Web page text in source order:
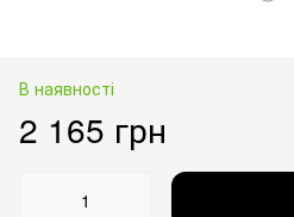
В наявності
2 165 грн